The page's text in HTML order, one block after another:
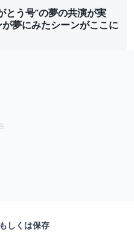
とう号”の夢の共演が実
夢にみたシーンがここに
しくは保存